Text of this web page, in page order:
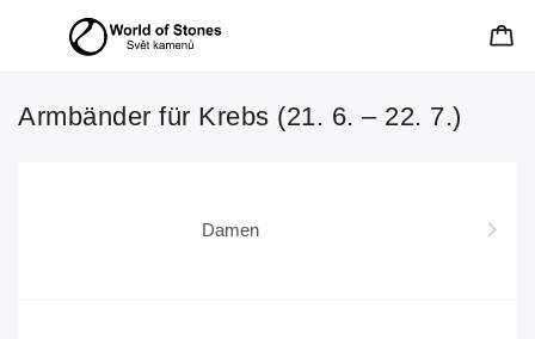
Armbänder für Krebs (21. 6. – 22. 7.)
Damen